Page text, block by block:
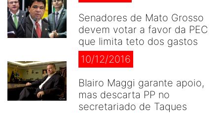
Senadores de Mato Grosso
devem votar a favor da PEC
que limita teto dos gastos
10/12/2016
Blairo Maggi garante apoio,
mas descarta PP no
secretariado de Taques